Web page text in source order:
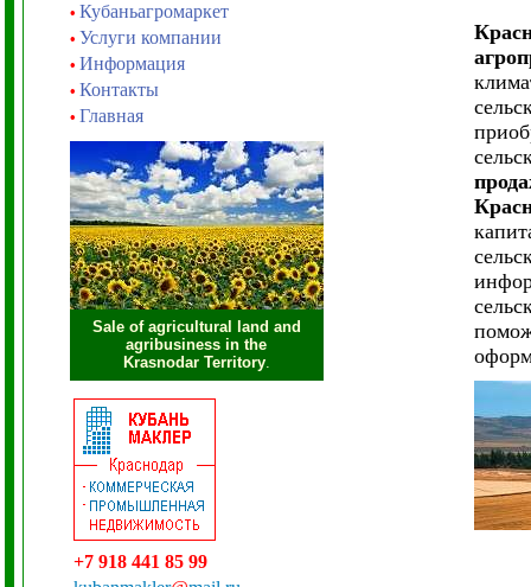
• Кубаньагромаркет
• Услуги компании
• Информация
• Контакты
• Главная
Sale of agricultural land and
agribusiness in the
Krasnodar Territory.
+7 918 441 85 99